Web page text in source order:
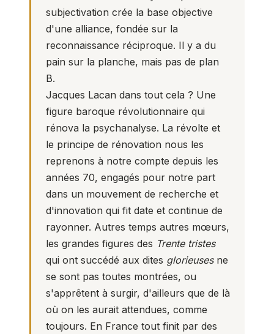
subjectivation crée la base objective
d'une alliance, fondée sur la
reconnaissance réciproque. Il y a du
pain sur la planche, mais pas de plan
B.
Jacques Lacan dans tout cela ? Une
figure baroque révolutionnaire qui
rénova la psychanalyse. La révolte et
le principe de rénovation nous les
reprenons à notre compte depuis les
années 70, engagés pour notre part
dans un mouvement de recherche et
d'innovation qui fit date et continue de
rayonner. Autres temps autres mœurs,
les grandes figures des Trente tristes
qui ont succédé aux dites glorieusesne
se sont pas toutes montrées, ou
s'apprêtent à surgir, d'ailleurs que de là
où on les aurait attendues, comme
toujours. En France tout finit par des